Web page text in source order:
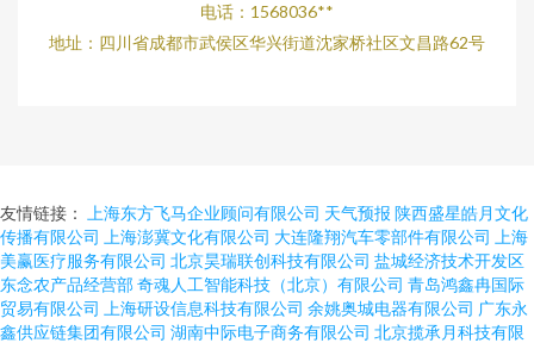
电话：1568036**
地址：四川省成都市武侯区华兴街道沈家桥社区文昌路62号
友情链接： 上海东方飞马企业顾问有限公司 天气预报 陕西盛星皓月文化
传播有限公司
上海澎冀文化有限公司 大连隆翔汽车零部件有限公司
上海
美赢医疗服务有限公司 北京昊瑞联创科技有限公司 盐城经济技术开发区
东念农产品经营部奇魂人工智能科技（北京）有限公司 青岛鸿鑫冉国际
贸易有限公司
上海研设信息科技有限公司 余姚奥城电器有限公司 广东永
鑫供应链集团有限公司 湖南中际电子商务有限公司 北京揽承月科技有限